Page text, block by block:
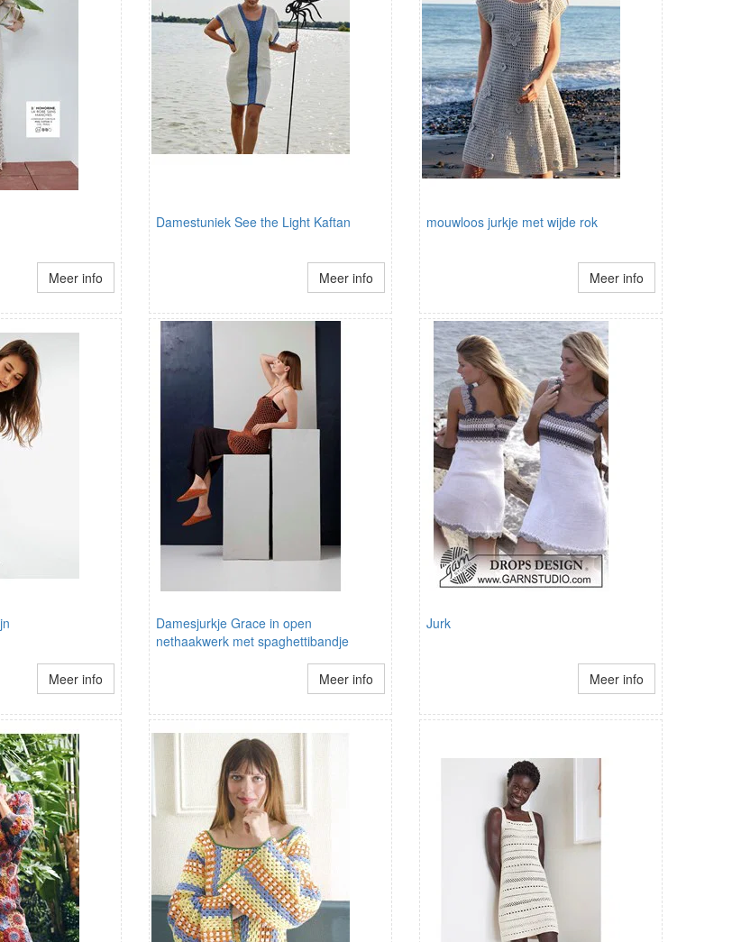
Meer info
Damestuniek See the Light Kaftan
Meer info
mouwloos jurkje met wijde rok
Meer info
Meer info
Damesjurkje Grace in open
nethaakwerk met spaghettibandje
Meer info
Jurk
Meer info